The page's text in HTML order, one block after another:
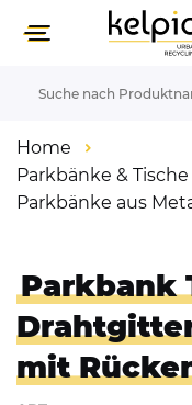
Home
Parkbänke & Tische
Parkbänke aus
Parkbank
mit